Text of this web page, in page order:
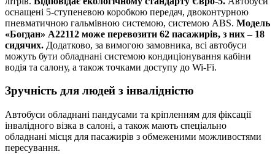
оснащені 5-ступеневою коробкою передач, двоконтурною
пневматичною гальмівною системою, системою ABS. Модель
«Богдан» А22112 може перевозити 62 пасажирів, з них – 18
сидячих. Додатково, за вимогою замовника, всі автобуси
можуть бути обладнані системою кондиціонування кабіни
водія та салону, а також точками доступу до Wi-Fi.
Зручність для людей з інвалідністю
Автобуси обладнані пандусами та кріпленням для фіксації
інвалідного візка в салоні, а також мають спеціально
обладнані місця для пасажирів з обмеженими можливостями
пересування.